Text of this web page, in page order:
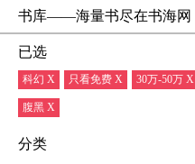
书库——海量书尽在书海网
已选
科幻 X 只看免费 X 30万-50万 X
腹黑 X
分类